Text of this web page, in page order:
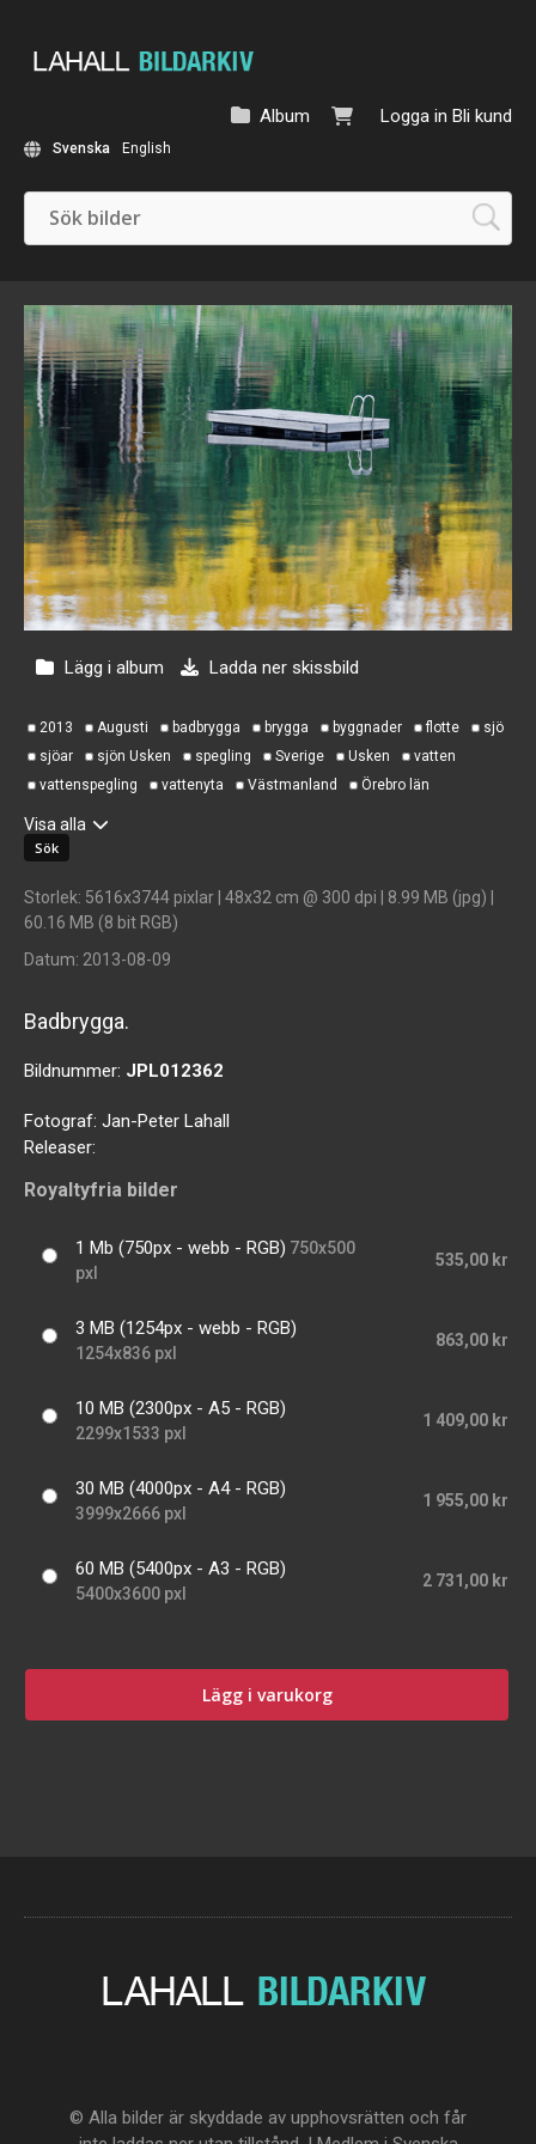
Logga in Bli kund
Album
Svenska English
Lägg i album Ladda ner skissbild
2013 Augusti badbrygga brygga byggnader flotte
sjö
sjöar
sjön Usken spegling Sverige Usken
vatten
vattenspegling
vattenyta Västmanland Örebro län
Visa alla
Storlek: 5616x3744 pixlar | 48x32 cm @ 300 dpi | 8.99 MB (jpg) |
60.16 MB (8 bit RGB)
Datum: 2013-08-09
Badbrygga.
Bildnummer: JPL012362
Fotograf: Jan-Peter Lahall
Releaser:
Royaltyfria bilder
1 Mb (750px - webb - RGB) 750x500
pxl
535,00 kr
3 MB (1254px - webb - RGB)
1254x836 pxl
863,00 kr
10 MB (2300px - A5 - RGB)
2299x1533 pxl
1 409,00 kr
30 MB (4000px - A4 - RGB)
3999x2666 pxl
1 955,00 kr
60 MB (5400px - A3 - RGB)
5400x3600 pxl
2 731,00 kr
Lägg i varukorg
© Alla bilder är skyddade av upphovsrätten och får